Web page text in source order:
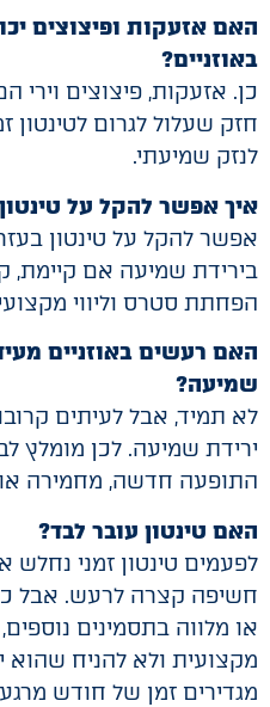
האם אזעקות ופיצוצים
באוזניים?
כן. אזעקות, פיצוצים
חזק שעלול לגרום לטינטון
לנזק שמיעתי.
איך אפשר להקל על
אפשר להקל על טינטון
בירידת שמיעה אם קיימת,
הפחתת סטרס וליווי
האם רעשים באוזניים
שמיעה?
לא תמיד, אבל לעיתים
ירידת שמיעה. לכן
התופעה חדשה, מחמירה
האם טינטון עובר לבד?
לפעמים טינטון זמני נחלש
חשיפה קצרה לרעש. אבל
או מלווה בתסמינים
מקצועית ולא להניח
מגדירים זמן של חודש